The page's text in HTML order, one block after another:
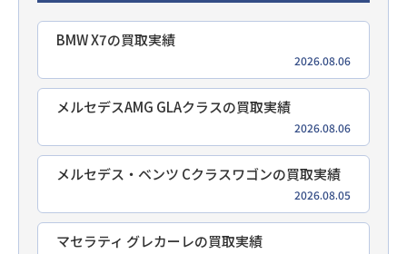
BMW X7の買取実績
2026.08.06
メルセデスAMG GLAクラスの買取実績
2026.08.06
メルセデス・ベンツ Cクラスワゴンの買取実績
2026.08.05
マセラティ グレカーレの買取実績